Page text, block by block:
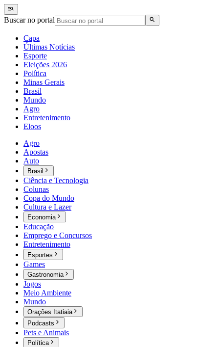
Buscar no portal
Capa
Últimas Notícias
Esporte
Eleições 2026
Política
Minas Gerais
Brasil
Mundo
Agro
Entretenimento
Eloos
Agro
Apostas
Auto
Brasil
Ciência e Tecnologia
Colunas
Copa do Mundo
Cultura e Lazer
Economia
Educação
Emprego e Concursos
Entretenimento
Esportes
Games
Gastronomia
Jogos
Meio Ambiente
Mundo
Orações Itatiaia
Podcasts
Pets e Animais
Política